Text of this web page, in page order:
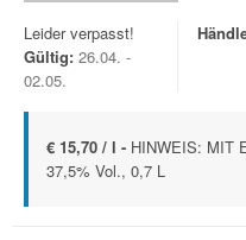
Leider verpasst!
Gültig: 26.04. -
02.05.
€ 15,70 / l - HINWEIS: MIT
37,5% Vol., 0,7 L